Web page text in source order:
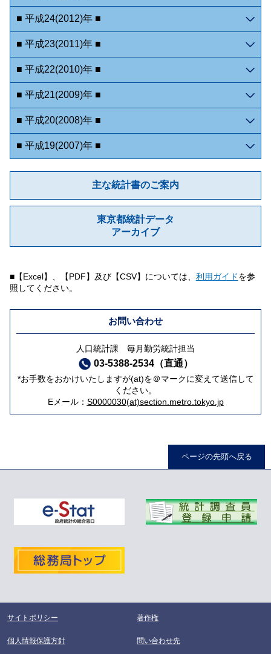
■ 平成24(2012)年 ■
■ 平成23(2011)年 ■
■ 平成22(2010)年 ■
■ 平成21(2009)年 ■
■ 平成20(2008)年 ■
■ 平成19(2007)年 ■
主な統計書のご案内
東京都統計データ
アーカイブ
■【Excel】、【PDF】及び【CSV】については、 利用ガイドを参
照してください。
お問い合わせ
人口統計課 毎月勤労統計担当
03-5388-2534（直通）
*お手数をおかけいたしますが(at)を＠マークに変えて送信して
ください。
Eメール： S0000030(at)section.metro.tokyo.jp
ページの先頭へ戻る
サイトポリシー 著作権
個人情報保護方針 問い合わせ先